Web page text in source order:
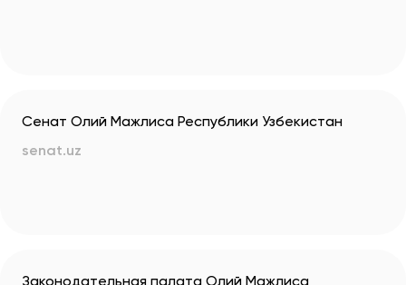
Сенат Олий Мажлиса Республики Узбекистан
senat.uz
Законодательная палата Олий Мажлиса